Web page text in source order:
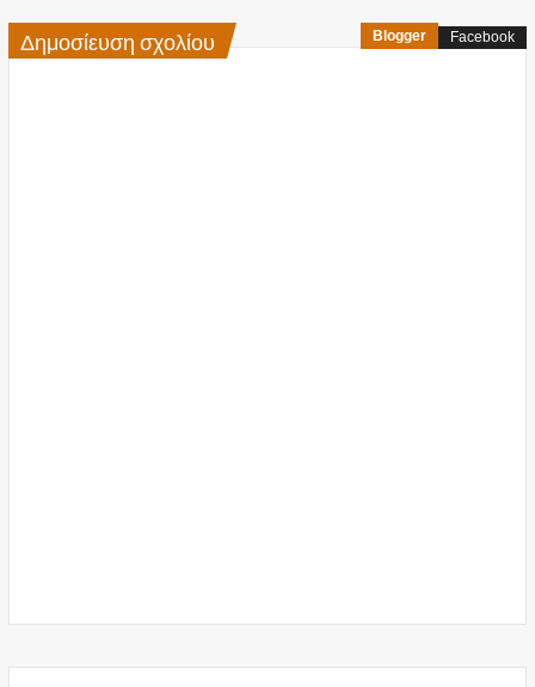
Δημοσίευση σχολίου Blogger Facebook